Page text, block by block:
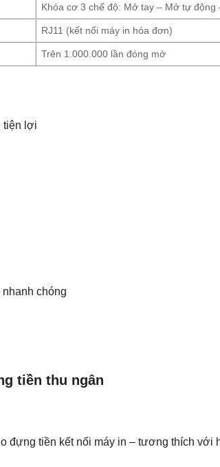
Khóa cơ 3 chế độ: Mở tay – Mở tự động
RJ11 (kết nối máy in hóa đơn)
Trên 1.000.000 lần đóng mở
tiện lợi
chóng
tiền thu ngân
đựng tiền kết nối máy in – tương thích với